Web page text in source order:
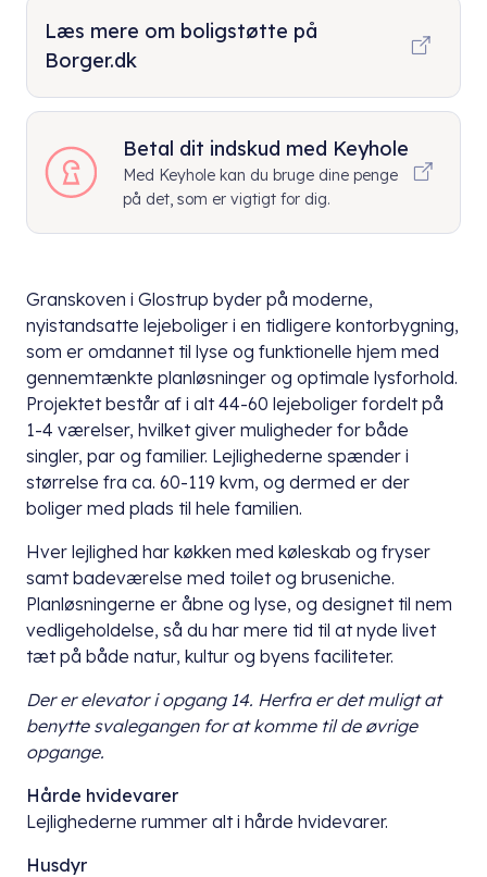
Granskoven i Glostrup byder på moderne,
nyistandsatte lejeboliger i en tidligere kontorbygning,
som er omdannet til lyse og funktionelle hjem med
gennemtænkte planløsninger og optimale lysforhold.
Projektet består af i alt 44-60 lejeboliger fordelt på
1-4 værelser, hvilket giver muligheder for både
singler, par og familier. Lejlighederne spænder i
størrelse fra ca. 60-119 kvm, og dermed er der
boliger med plads til hele familien.
Hver lejlighed har køkken med køleskab og fryser
samt badeværelse med toilet og bruseniche.
Planløsningerne er åbne og lyse, og designet til nem
vedligeholdelse, så du har mere tid til at nyde livet
tæt på både natur, kultur og byens faciliteter.
Der er elevator i opgang 14. Herfra er det muligt at
benytte svalegangen for at komme til de øvrige
opgange.
Hårde hvidevarer
Lejlighederne rummer alt i hårde hvidevarer.
Husdyr
Læs mere om boligstøtte på
Borger.dk
Betal dit indskud med Keyhole
Med Keyhole kan du bruge dine penge
på det, som er vigtigt for dig.